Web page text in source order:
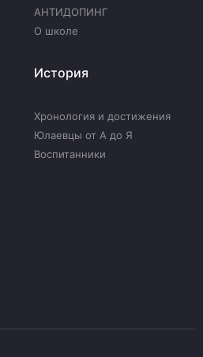
АНТИДОПИНГ
О школе
История
Хронология и достижения
Юлаевцы от А до Я
Воспитанники